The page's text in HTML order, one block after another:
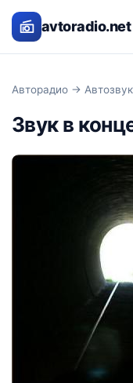
avtoradio.net
Авторадио → Автозвук
Звук в